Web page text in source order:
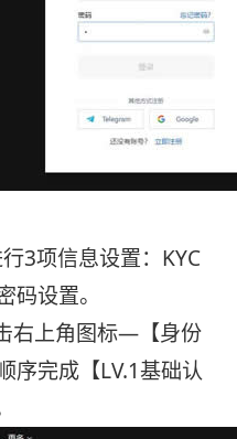
3项信息设置：KYC
码设置。
右上角图标—【身份
序完成【LV.1基础认